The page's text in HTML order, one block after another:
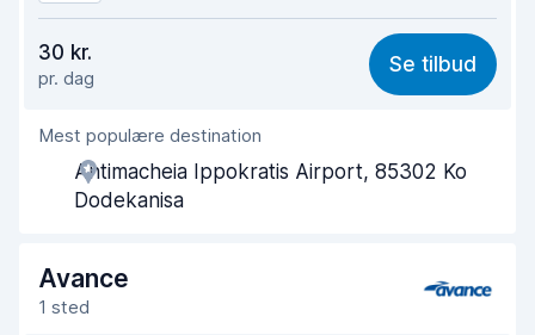
8,4
Nemt at finde 9,3
Agentens hjælpsomhed
Afhentningshastighed
Renlighed af bilen 9,1
30 kr.
pr. dag
Se tilbud
Mest populære destination
Antimacheia Ippokratis Airport, 85302 Ko
Dodekanisa
Avance
1 sted